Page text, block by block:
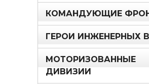
КОМАНДУЮЩИЕ
ГЕРОИ ИНЖЕНЕРНЫХ
МОТОРИЗОВАННЫЕ
ДИВИЗИИ